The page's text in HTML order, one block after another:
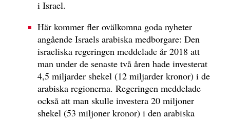
i Israel.
Här kommer fler ovälkomna goda nyheter
angående Israels arabiska medborgare: Den
israeliska regeringen meddelade år 2018 att
man under de senaste två åren hade investerat
4,5 miljarder shekel (12 miljarder kronor) i de
arabiska regionerna. Regeringen meddelade
också att man skulle investera 20 miljoner
shekel (53 miljoner kronor) i den arabiska